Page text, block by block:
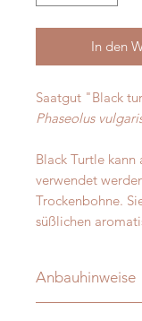
In den
Saatgut "Black
Phaseolus
Black Turtle kann
verwendet
Trockenbohne.
süßlichen
Anbauhinweise